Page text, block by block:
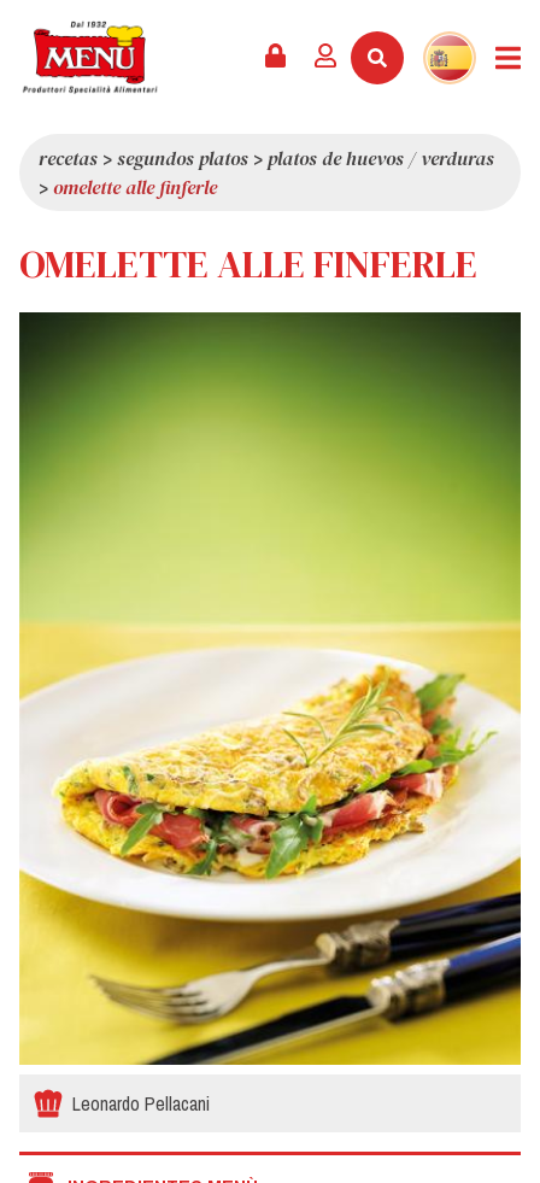
CATÁLOGO
SERVICIOS
ÚLTIMAS NOVEDADES
PREMIOS
RESEÑA DE LA PRENSA
QUIÉNES SOMOS
CALIDAD
VALORES
CURIOSIDADES
recetas >segundos platos >platos de huevos / verduras
>omelette alle finferle
OMELETTE ALLE FINFERLE
Leonardo Pellacani